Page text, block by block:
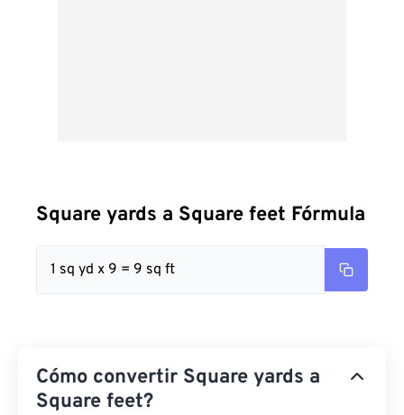
Square yards a Square feet Fórmula
1 sq yd x 9 = 9 sq ft
Cómo convertir Square yards a
Square feet?